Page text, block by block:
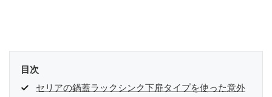
目次
セリアの鍋蓋ラックシンク下扉タイプを使った意外